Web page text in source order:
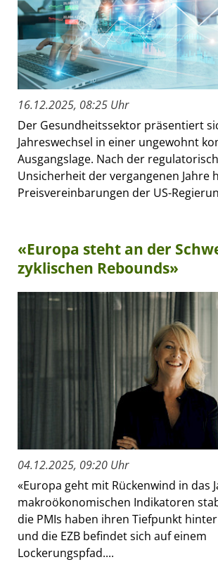
16.12.2025, 08:25 Uhr
Der Gesundheitssektor präsentiert
Jahreswechsel in einer ungewohnt
Ausgangslage. Nach der
Unsicherheit der vergangenen Jahre
Preisvereinbarungen der US-
«Europa steht an der
zyklischen Rebounds»
04.12.2025, 09:20 Uhr
«Europa geht mit Rückenwind in das
makroökonomischen Indikatoren
die PMIs haben ihren Tiefpunkt
und die EZB befindet sich auf einem
Lockerungspfad....